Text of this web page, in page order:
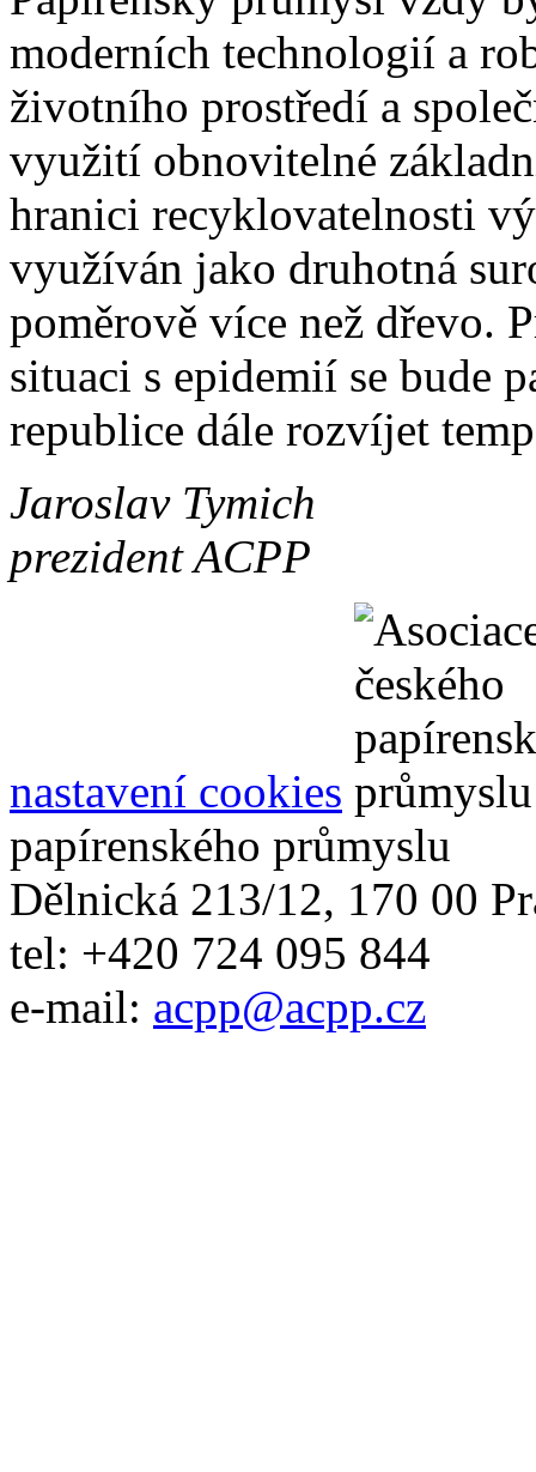
moderních technologií a
životního prostředí a
využití obnovitelné
hranici recyklovatelnosti
využíván jako druhotná
poměrově více než dřevo.
situaci s epidemií se bude
republice dále rozvíjet
Jaroslav Tymich
prezident ACPP
nastavení cookies
papírenského průmyslu
Dělnická 213/12, 170 00
tel: +420 724 095 844
e-mail: acpp@acpp.cz